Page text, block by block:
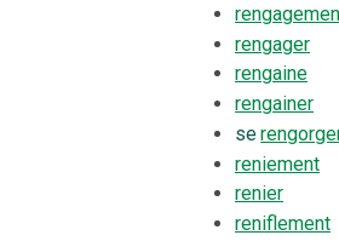
rengager
rengaine
rengainer
se
reniement
renier
reniflement